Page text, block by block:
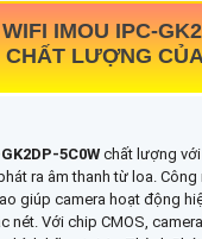
IMOU IPC-
LƯỢNG
5C0W chất lượng
ra âm thanh từ loa.
giúp camera hoạt động
nét. Với chip CMOS,